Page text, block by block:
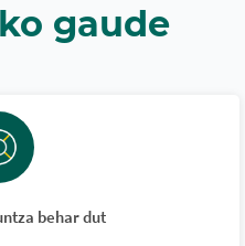
gaude
behar dut